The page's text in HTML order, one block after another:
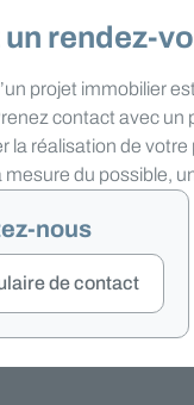
rendez-
projet immobilier
contact avec un
la réalisation de votre
mesure du possible,
nous
de contact